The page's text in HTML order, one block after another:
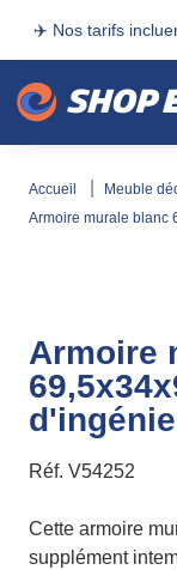
✈️ Nos tarifs
accueil meuble
armoire murale
Armoire
Réf. V54252
Cette armoire
supplément